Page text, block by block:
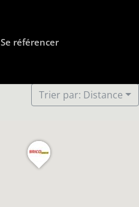
Se référencer
Trier par: Distance